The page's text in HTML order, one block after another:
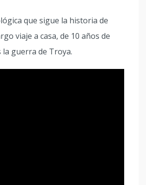
que sigue la historia de
viaje a casa, de 10 años de
guerra de Troya.